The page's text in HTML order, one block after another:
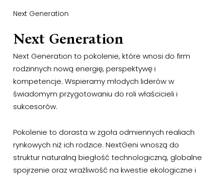
Next Generation
Next Generation
Next Generation to pokolenie, które wnosi do firm
rodzinnych nową energię, perspektywę i
kompetencje. Wspieramy młodych liderów w
świadomym przygotowaniu do roli właścicieli i
sukcesorów.
Pokolenie to dorasta w zgoła odmiennych realiach
rynkowych niż ich rodzice. NextGeni wnoszą do
struktur naturalną biegłość technologiczną, globalne
spojrzenie oraz wrażliwość na kwestie ekologiczne i